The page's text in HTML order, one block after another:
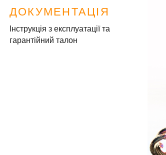
ДОКУМЕНТАЦІЯ
Інструкція з експлуатації та
гарантійний талон